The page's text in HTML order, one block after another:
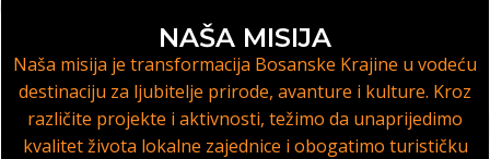
NAŠA MISIJA
Naša misija je transformacija Bosanske Krajine u vodeću
destinaciju za ljubitelje prirode, avanture i kulture. Kroz
različite projekte i aktivnosti, težimo da unaprijedimo
kvalitet života lokalne zajednice i obogatimo turističku